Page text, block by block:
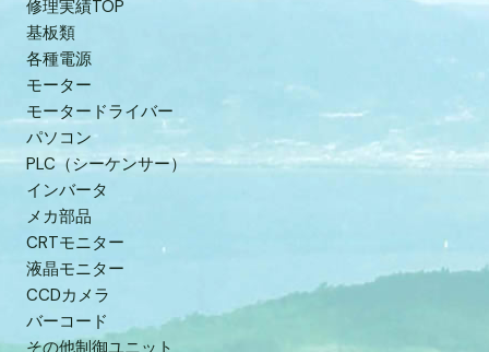
修理実績TOP
基板類
各種電源
モーター
モータードライバー
パソコン
PLC（シーケンサー）
インバータ
メカ部品
CRTモニター
液晶モニター
CCDカメラ
バーコード
その他制御ユニット